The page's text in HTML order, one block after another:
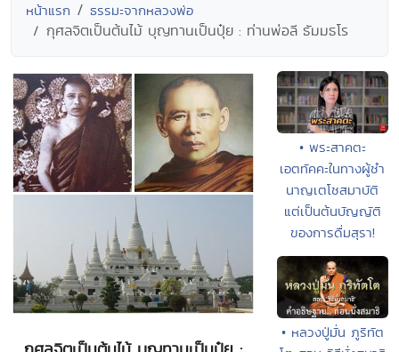
หน้าแรก ธรรมะจากหลวงพ่อ
กุศลจิตเป็นต้นไม้ บุญทานเป็นปุ๋ย : ท่านพ่อลี ธัมมธโร
• พระสาคตะ
เอตทัคคะในทางผู้ชำ
นาญเตโชสมาบัติ
แต่เป็นต้นบัญญัติ
ของการดื่มสุรา!
• หลวงปู่มั่น ภูริทัต